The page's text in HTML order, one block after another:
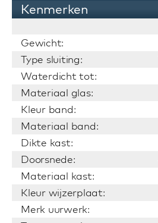
Kenmerken
Gewicht:
Type sluiting:
Waterdicht tot:
Materiaal glas:
Kleur band:
Materiaal band:
Dikte kast:
Doorsnede:
Materiaal kast:
Kleur wijzerplaat:
Merk uurwerk: